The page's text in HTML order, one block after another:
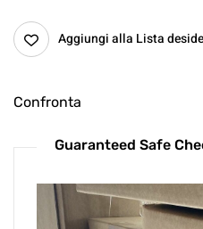
Aggiungi alla Lista
Confronta
Guaranteed Safe